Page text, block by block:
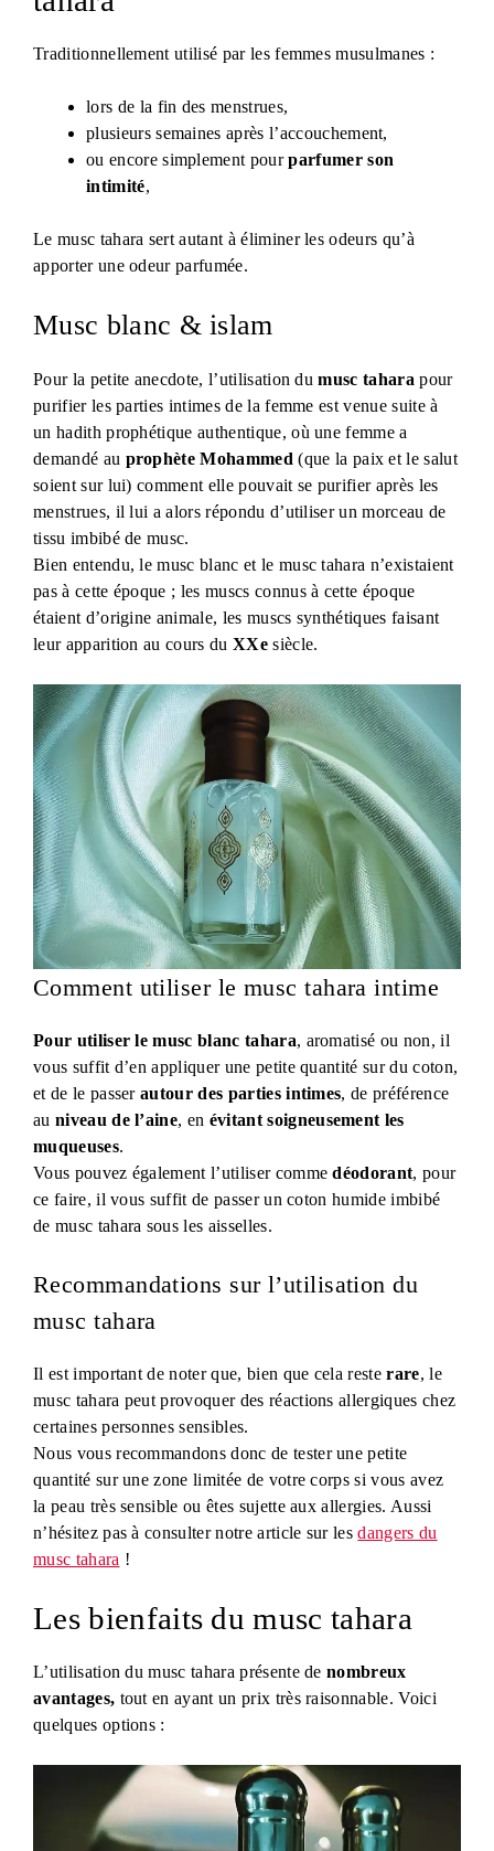
Traditionnellement utilisé par les femmes musulmanes :
lors de la fin des menstrues,
plusieurs semaines après l’accouchement,
ou encore simplement pourparfumer son
intimité,
Le musc tahara sert autant à éliminer les odeurs qu’à
apporter une odeur parfumée.
Musc blanc & islam
Pour la petite anecdote, l’utilisation dumusc tahara pour
purifier les parties intimes de la femme est venue suite à
un hadith prophétique authentique, où une femme a
demandé au prophète Mohammed (que la paix et le salut
soient sur lui) comment elle pouvait se purifier après les
menstrues, il lui a alors répondu d’utiliser un morceau de
tissu imbibé de musc.
Bien entendu, le musc blanc et le musc tahara n’existaient
pas à cette époque ; les muscs connus à cette époque
étaient d’origine animale, les muscs synthétiques faisant
leur apparition au cours du XXesiècle.
Comment utiliser le musc tahara intime
Pour utiliser le musc blanc tahara, aromatisé ou non, il
vous suffit d’en appliquer une petite quantité sur du coton,
et de le passerautour des parties intimes, de préférence
au niveau de l’aine, en évitant soigneusement les
muqueuses.
Vous pouvez également l’utiliser commedéodorant, pour
ce faire, il vous suffit de passer un coton humide imbibé
de musc tahara sous les aisselles.
Recommandations sur l’utilisation du
musc tahara
Il est important de noter que, bien que cela resterare, le
musc tahara peut provoquer des réactions allergiques chez
certaines personnes sensibles.
Nous vous recommandons donc de tester une petite
quantité sur une zone limitée de votre corps si vous avez
la peau très sensible ou êtes sujette aux allergies. Aussi
n’hésitez pas à consulter notre article sur lesdangers du
musc tahara !
Les bienfaits du musc tahara
L’utilisation du musc tahara présente denombreux
avantages, tout en ayant un prix très raisonnable. Voici
quelques options :